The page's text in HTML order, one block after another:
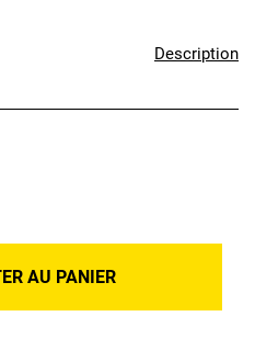
Description
AU PANIER